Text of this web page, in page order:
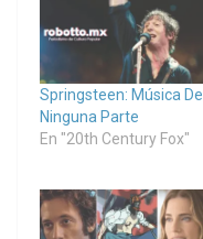
Springsteen: Música De
Ninguna Parte
En "20th Century Fox"